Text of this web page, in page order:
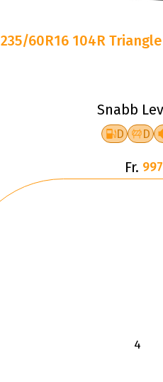
235/60R16 104R
Snabb
D D
Fr.